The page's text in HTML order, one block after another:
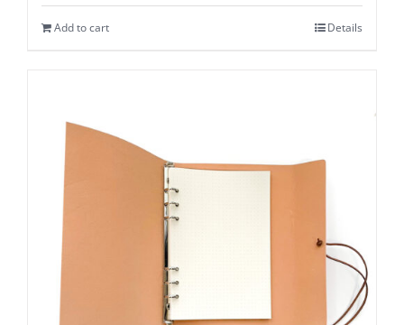
Add to cart Details